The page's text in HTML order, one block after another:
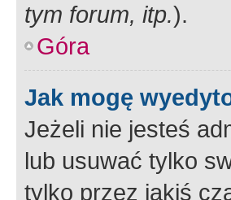
tym forum, itp.).
Góra
Jak mogę
Jeżeli nie jesteś
lub usuwać tylko
tylko przez jakiś